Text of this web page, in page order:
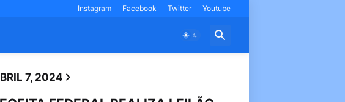
Instagram Facebook Twitter Youtube
7, 2024